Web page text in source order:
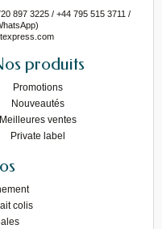
897 3225 / +44 795 515 3711 /
produits
Promotions
Nouveautés
Meilleures ventes
Private label
colis